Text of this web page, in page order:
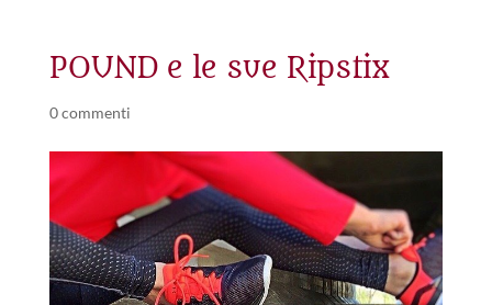
POUND e le sue Ripstix
0 commenti